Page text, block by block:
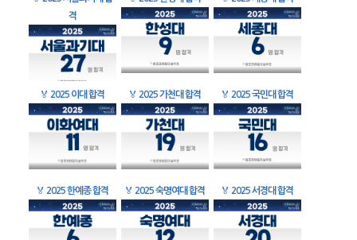
격
🏅 2025 이대 합격 🏅 2025 가천대 합격 🏅 2025 국민대 합격
🏅 2025 한예종 합격 🏅 2025 숙명여대 합격 🏅 2025 서경대 합격